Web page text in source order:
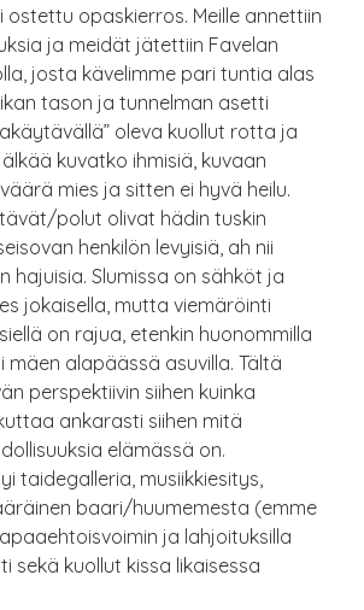
ostettu opaskierros. Meille annettiin
ja meidät jätettiin Favelan
josta kävelimme pari tuntia alas
tason ja tunnelman asetti
oleva kuollut rotta ja
kuvatko ihmisiä, kuvaan
mies ja sitten ei hyvä heilu.
polut olivat hädin tuskin
henkilön levyisiä, ah nii
hajuisia. Slumissa on sähköt ja
jokaisella, mutta viemäröinti
on rajua, etenkin huonommilla
mäen alapäässä asuvilla. Tältä
perspektiivin siihen kuinka
ankarasti siihen mitä
elämässä on.
taidegalleria, musiikkiesitys,
baari/huumemesta (emme
ja lahjoituksilla
sekä kuollut kissa likaisessa